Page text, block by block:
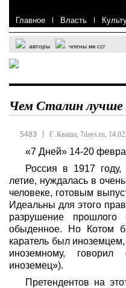
Главное | Власть |
авторы члены мк ссг
Чем Сталин лучше
5483 Г. Кваша, 7days.ru,
«7 Дней» 14-20
Россия в 1917
летие, нуждалась в
человеке, готовым
Идеальны для этого
разрушение
обыденное. Но Котом
каратель был
иноземному,
иноземец»).
Претендентов на